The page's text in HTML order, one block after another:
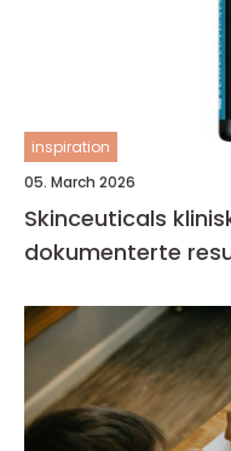
inspiration
05. March 2026
Skinceuticals klinisk hudpleie med
dokumenterte